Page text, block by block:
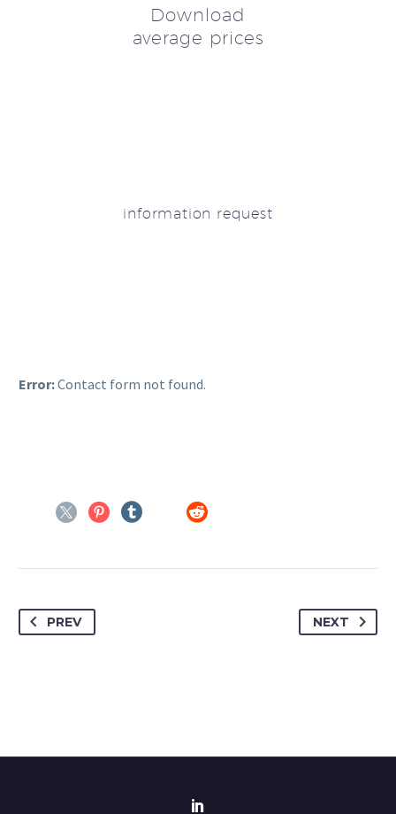
Download
average prices
information request
Error:Contact form not found.
PREV NEXT